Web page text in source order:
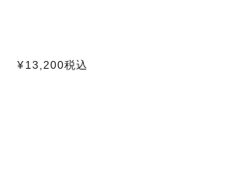
¥13,200税込